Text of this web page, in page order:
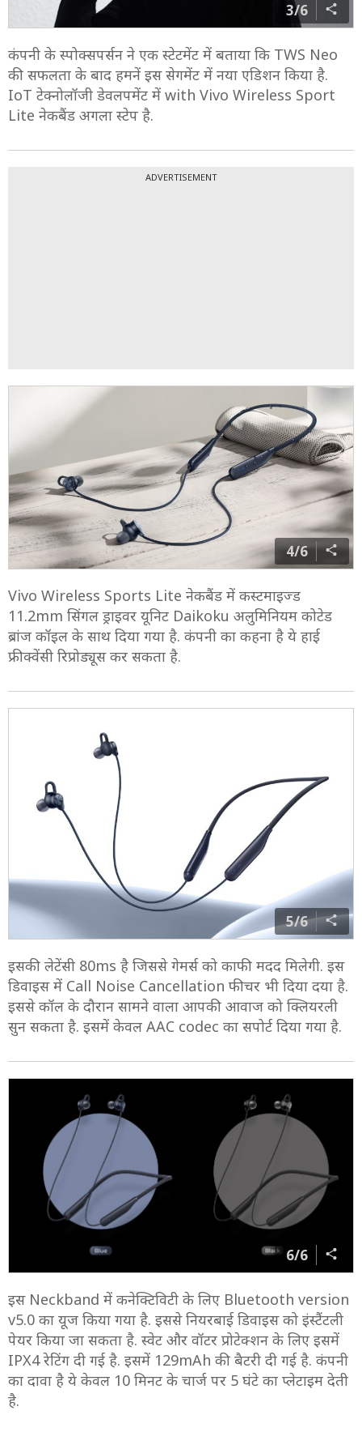
3/6
कंपनी के स्पोक्सपर्सन ने एक स्टेटमेंट में बताया कि TWS Neo
की सफलता के बाद हमनें इस सेगमेंट में नया एडिशन किया है.
IoT टेक्नोलॉजी डेवलपमेंट में with Vivo Wireless Sport
Lite नेकबैंड अगला स्टेप है.
ADVERTISEMENT
4/6
Vivo Wireless Sports Lite नेकबैंड में कस्टमाइज्ड
11.2mm सिंगल ड्राइवर यूनिट Daikoku अलुमिनियम कोटेड
ब्रांज कॉइल के साथ दिया गया है. कंपनी का कहना है ये हाई
फ्रीक्वेंसी रिप्रोड्यूस कर सकता है.
5/6
इसकी लेटेंसी 80ms है जिससे गेमर्स को काफी मदद मिलेगी. इस
डिवाइस में Call Noise Cancellation फीचर भी दिया दया है.
इससे कॉल के दौरान सामने वाला आपकी आवाज को क्लियरली
सुन सकता है. इसमें केवल AAC codec का सपोर्ट दिया गया है.
6/6
इस Neckband में कनेक्टिविटी के लिए Bluetooth version
v5.0 का यूज किया गया है. इससे नियरबाई डिवाइस को इंस्टैंटली
पेयर किया जा सकता है. स्वेट और वॉटर प्रोटेक्शन के लिए इसमें
IPX4 रेटिंग दी गई है. इसमें 129mAh की बैटरी दी गई है. कंपनी
का दावा है ये केवल 10 मिनट के चार्ज पर 5 घंटे का प्लेटाइम देती
है.